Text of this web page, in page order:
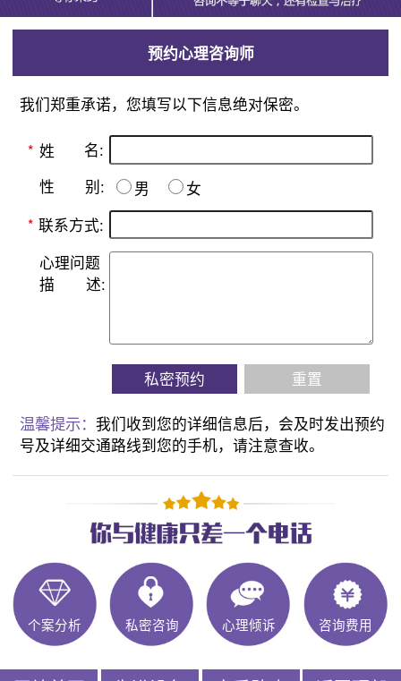
预约心理咨询师
我们郑重承诺，您填写以下信息绝对保密。
* 姓 名:
性 别: 男
女
* 联系方式:
心理问题
描
述:
私密预约 重置
温馨提示：我们收到您的详细信息后，会及时发出预约
号及详细交通路线到您的手机，请注意查收。
个案分析 私密咨询 心理倾诉 咨询费用